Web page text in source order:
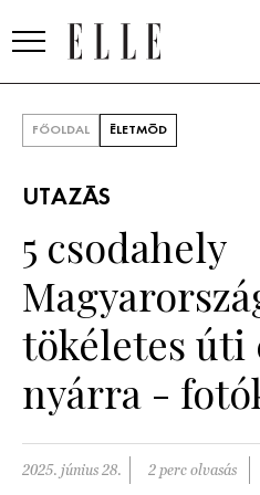
SZÉPSÉG
KULTÚRA
PSZICHÉ
PÁRKAPCSOLAT
FŐOLDAL ÉLETMÓD
UTAZÁS
5 csodahely
tökéletes úti
nyárra -
2025. június 28. 2 perc olvasás